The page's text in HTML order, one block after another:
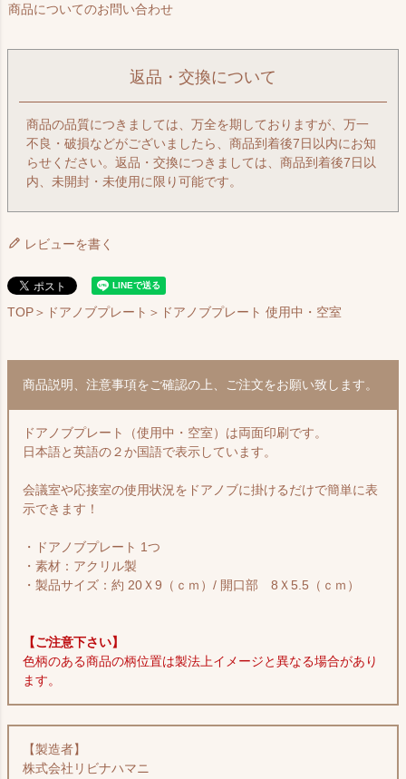
商品についてのお問い合わせ
返品・交換について
商品の品質につきましては、万全を期しておりますが、万一
不良・破損などがございましたら、商品到着後7日以内にお知
らせください。返品・交換につきましては、商品到着後7日以
内、未開封・未使用に限り可能です。
レビューを書く
TOP＞ ドアノブプレート ＞ドアノブプレート 使用中・空室
商品説明、注意事項をご確認の上、ご注文をお願い致します。
ドアノブプレート（使用中・空室）は両面印刷です。
日本語と英語の２か国語で表示しています。
会議室や応接室の使用状況をドアノブに掛けるだけで簡単に表
示できます！
・ドアノブプレート 1つ
・素材：アクリル製
・製品サイズ：約 20Ｘ9（ｃｍ）/ 開口部 8Ｘ5.5（ｃｍ）
【ご注意下さい】
色柄のある商品の柄位置は製法上イメージと異なる場合があり
ます。
【製造者】
株式会社リビナハマニ